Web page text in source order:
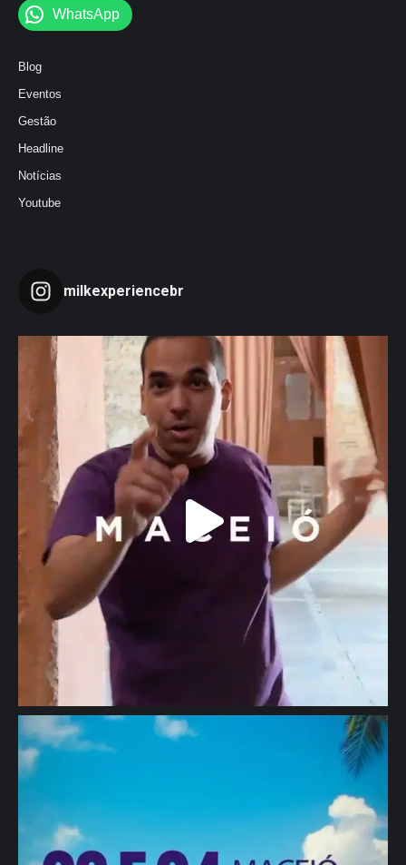
WhatsApp
Blog
Eventos
Gestão
Headline
Notícias
Youtube
milkexperiencebr